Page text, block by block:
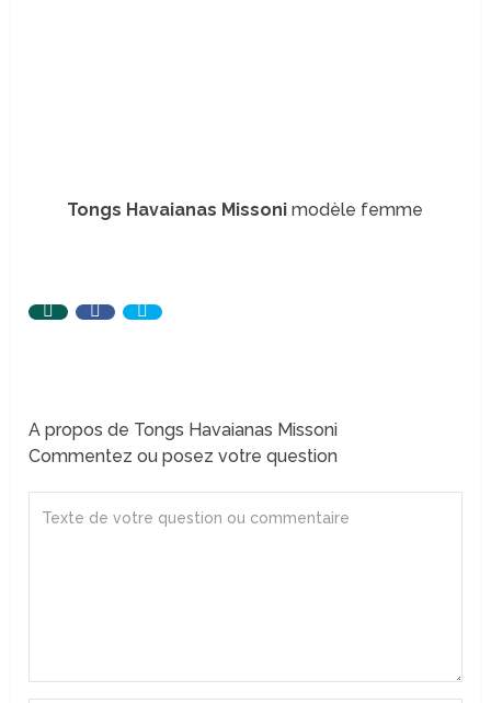
Tongs Havaianas Missoni modèle femme
A propos de Tongs Havaianas Missoni
Commentez ou posez votre question